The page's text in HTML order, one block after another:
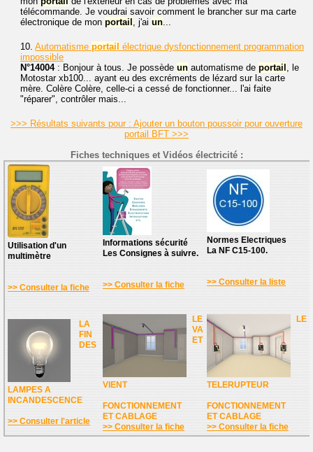
télécommande. Je voudrai savoir comment le brancher sur ma carte
électronique de mon portail , j'ai un...
10. Automatisme portail électrique dysfonctionnement programmation
impossible
N°14004: Bonjour à tous. Je possède un automatisme de portail , le
Motostar xb100... ayant eu des excréments de lézard sur la carte
mère. Colère Colère, celle-ci a cessé de fonctionner... l'ai faite
"réparer", contrôler mais...
>>> Résultats suivants pour : Ajouter un bouton poussoir pour ouverture
portail BFT >>>
Fiches techniques et Vidéos électricité :
Utilisation d'un
multimètre
>> Consulter la fiche
Informations sécurité
Les Consignes à suivre.
>> Consulter la fiche
Normes Electriques
La NF C15-100.
>> Consulter la liste
LA
FIN
DES
LAMPES A
INCANDESCENCE
>> Consulter l'article
LE
VA
ET
VIENT
FONCTIONNEMENT
ET CABLAGE
>> Consulter la fiche
LE
TELERUPTEUR
FONCTIONNEMENT
ET CABLAGE
>> Consulter la fiche